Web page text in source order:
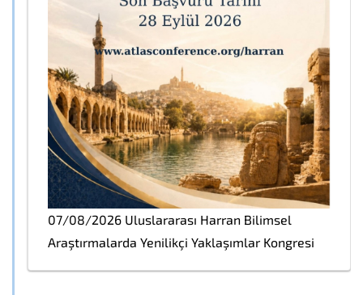
07/08/2026 Uluslararası Harran Bilimsel
Araştırmalarda Yenilikçi Yaklaşımlar Kongresi